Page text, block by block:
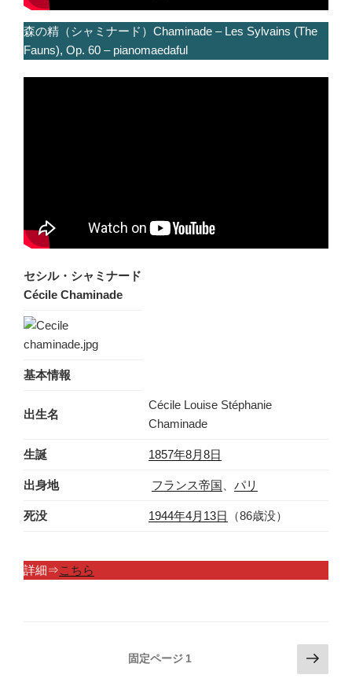
森の精（シャミナード）Chaminade – Les Sylvains (The
Fauns), Op. 60 – pianomaedaful
セシル・シャミナード
Cécile Chaminade
基本情報
出生名
Cécile Louise Stéphanie
Chaminade
生誕 1857年8月8日
出身地 フランス帝国 パリ
死没 1944年4月13日 （86歳没）
詳細⇒こちら
固定ページ 1
次
の